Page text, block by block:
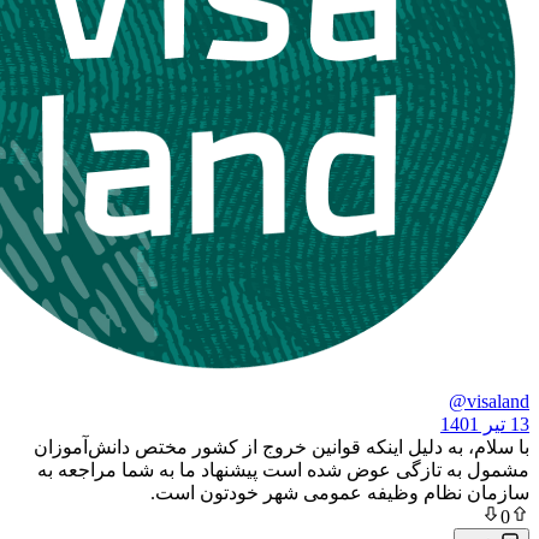
دلیل اینکه قوانین خروج از کشور مختص دانش‌آموزان
عوض شده است پیشنهاد ما به شما مراجعه به
وظیفه عمومی شهر خودتون است.